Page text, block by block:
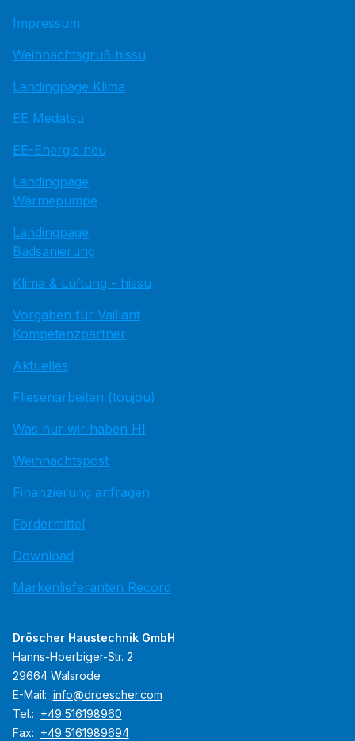
Impressum
Weihnachtsgruß hissu
Landingpage Klima
EE Medatsu
EE-Energie neu
Landingpage
Wärmepumpe
Landingpage
Badsanierung
Klima & Lüftung - hissu
Vorgaben für Vaillant
Kompetenzpartner
Aktuelles
Fliesenarbeiten (toujou)
Was nur wir haben HI
Weihnachtspost
Finanzierung anfragen
Fördermittel
Download
Markenlieferanten Record
Dröscher Haustechnik GmbH
Hanns-Hoerbiger-Str. 2
29664 Walsrode
E-Mail: info@droescher.com
Tel.: +49 516198960
Fax: +49 5161989694